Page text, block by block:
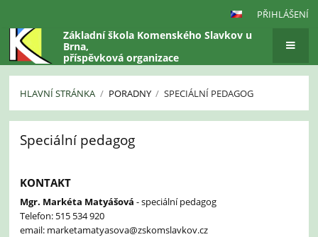
PŘIHLÁŠENÍ
Základní škola Komenského Slavkov u
Brna,
příspěvková organizace
HLAVNÍ STRÁNKA / PORADNY / SPECIÁLNÍ PEDAGOG
Speciální
pedagog
Speciální pedagog
KONTAKT
Mgr. Markéta Matyášová- speciální pedagog
Telefon: 515 534 920
email: marketamatyasova@zskomslavkov.cz